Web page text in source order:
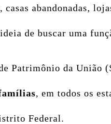
abandonadas,
de buscar uma
Patrimônio da União
, em todos os
Federal.